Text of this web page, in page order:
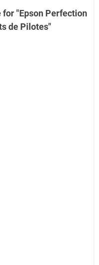
"Epson Perfection
de Pilotes"